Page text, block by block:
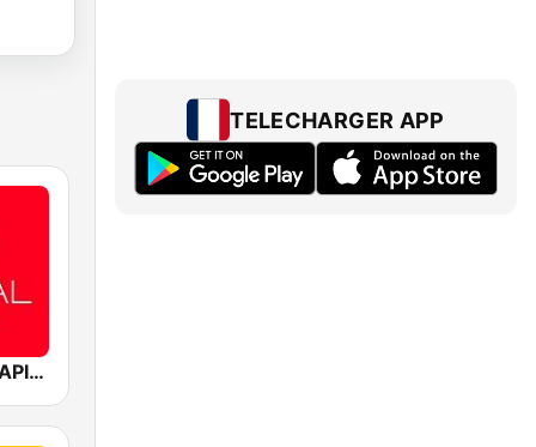
Mediacorp CAPITAL 958
TELECHARGER APP